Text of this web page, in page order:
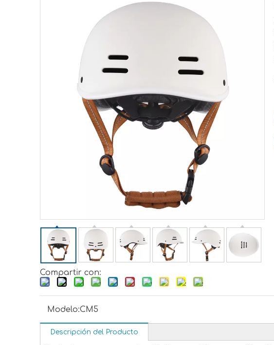
Compartir con:
Modelo:CM5
Descripción del Producto